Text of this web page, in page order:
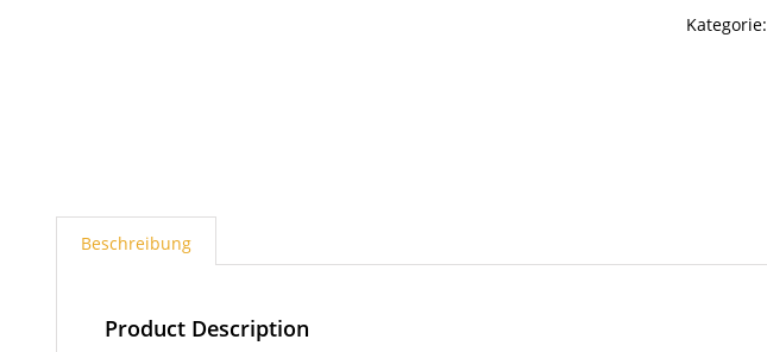
Stück)
Kategorie:
Beschreibung
Product Description